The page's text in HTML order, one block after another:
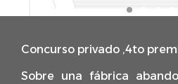
Concurso privado ,4to
Sobre una fábrica